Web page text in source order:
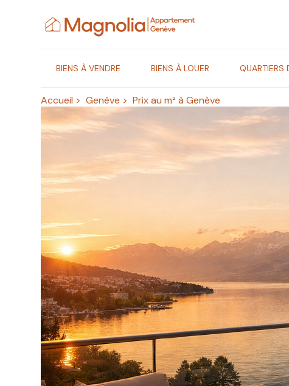
BIENS À VENDRE BIENS À LOUER QUARTIERS
Accueil >Genève >Prix au m² à Genève